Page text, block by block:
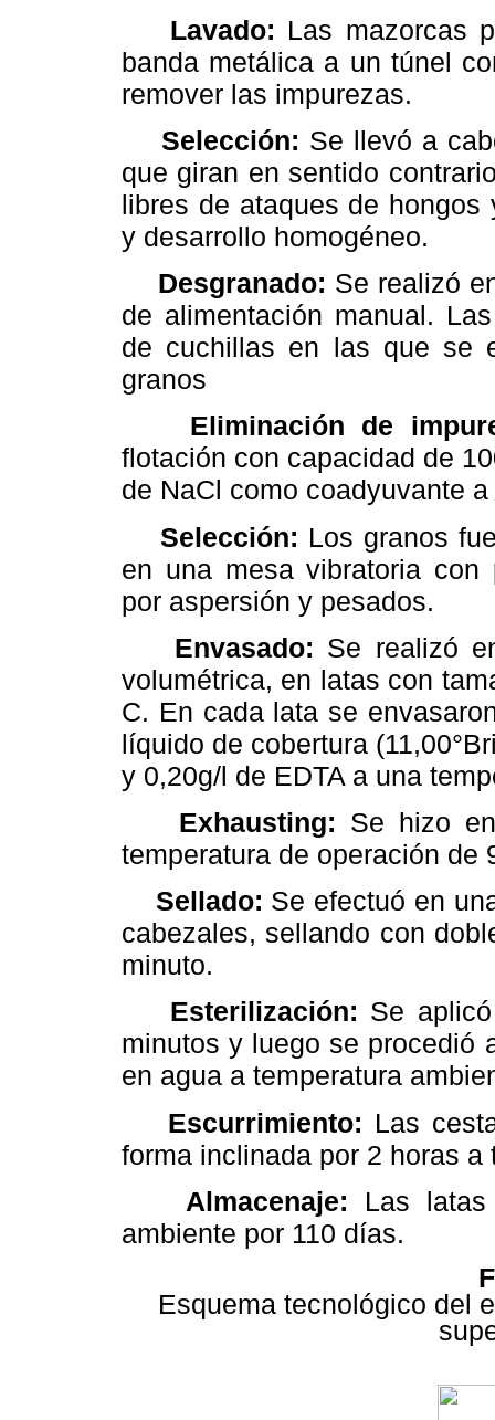
Lavado: Las mazorcas
banda metálica a un túnel
remover las impurezas.
Selección: Se llevó a
que giran en sentido
libres de ataques de hongos
y desarrollo homogéneo.
Desgranado: Se realizó
de alimentación manual.
de cuchillas en las que se
granos
Eliminación de
flotación con capacidad de
de NaCl como coadyuvante
Selección: Los granos
en una mesa vibratoria con
por aspersión y pesados.
Envasado: Se realizó
volumétrica, en latas con
C. En cada lata se
líquido de cobertura
y 0,20g/l de EDTA a una
Exhausting: Se hizo
temperatura de operación de
Sellado: Se efectuó en
cabezales, sellando con
minuto.
Esterilización: Se
minutos y luego se procedió
en agua a temperatura
Escurrimiento: Las
forma inclinada por 2 horas a
Almacenaje: Las latas
ambiente por 110 días.
Esquema tecnológico del